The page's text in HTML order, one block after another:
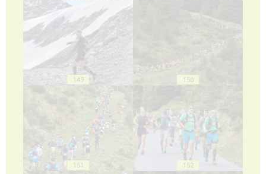
149 150
151 152